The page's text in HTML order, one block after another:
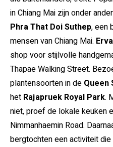
in Chiang Mai zijn onder
Phra That Doi Suthep, een
mensen van Chiang Mai.
shop voor stijlvolle
Thapae Walking Street.
plantensoorten in de Queen
het Rajapruek Royal Park.
niet, proef de lokale keuken
Nimmanhaemin Road.
bergtochten een activiteit